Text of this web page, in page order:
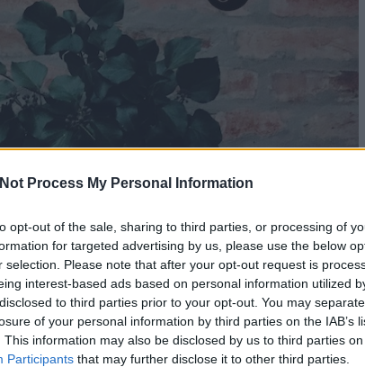
Process My Personal Information
opt-out of the sale, sharing to third parties, or processing of
for targeted advertising by us, please use the below
selection. Please note that after your opt-out request is
interest-based ads based on personal information utilized
to third parties prior to your opt-out. You may
of your personal information by third parties on the IAB’s
This information may also be disclosed by us to third parties
Participants that may further disclose it to other third parties.